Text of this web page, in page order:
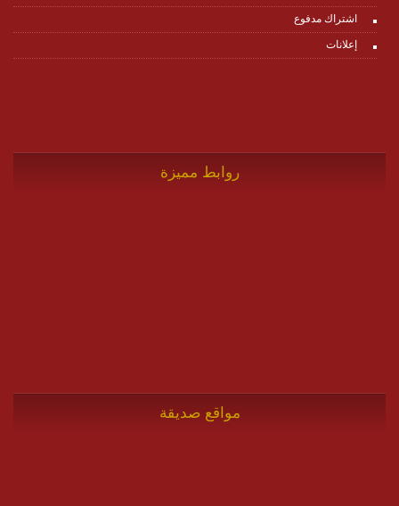
اشتراك مدفوع
إعلانات
روابط مميزة
مواقع صديقة